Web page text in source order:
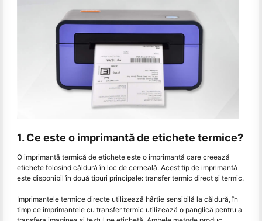
1. Ce este o imprimantă de etichete termice?
O imprimantă termică de etichete este o imprimantă care creează
etichete folosind căldură în loc de cerneală. Acest tip de imprimantă
este disponibil în două tipuri principale: transfer termic direct și termic.
Imprimantele termice directe utilizează hârtie sensibilă la căldură, în
timp ce imprimantele cu transfer termic utilizează o panglică pentru a